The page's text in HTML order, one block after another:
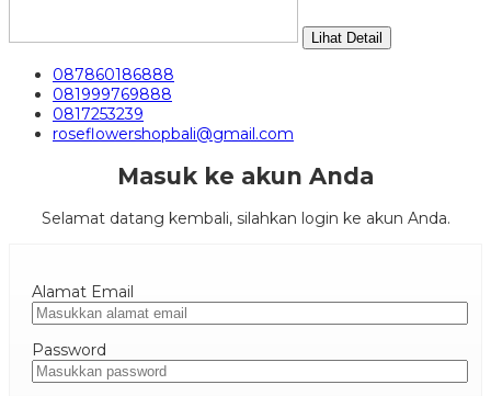
Lihat Detail
087860186888
081999769888
0817253239
roseflowershopbali@gmail.com
Masuk ke akun Anda
Selamat datang kembali, silahkan login ke akun Anda.
Alamat Email
Password